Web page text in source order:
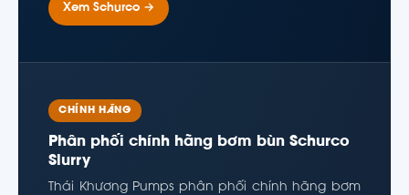
Xem Schurco →
CHÍNH HÃNG
Phân phối chính hãng bơm bùn Schurco
Slurry
Thái Khương Pumps phân phối chính hãng bơm